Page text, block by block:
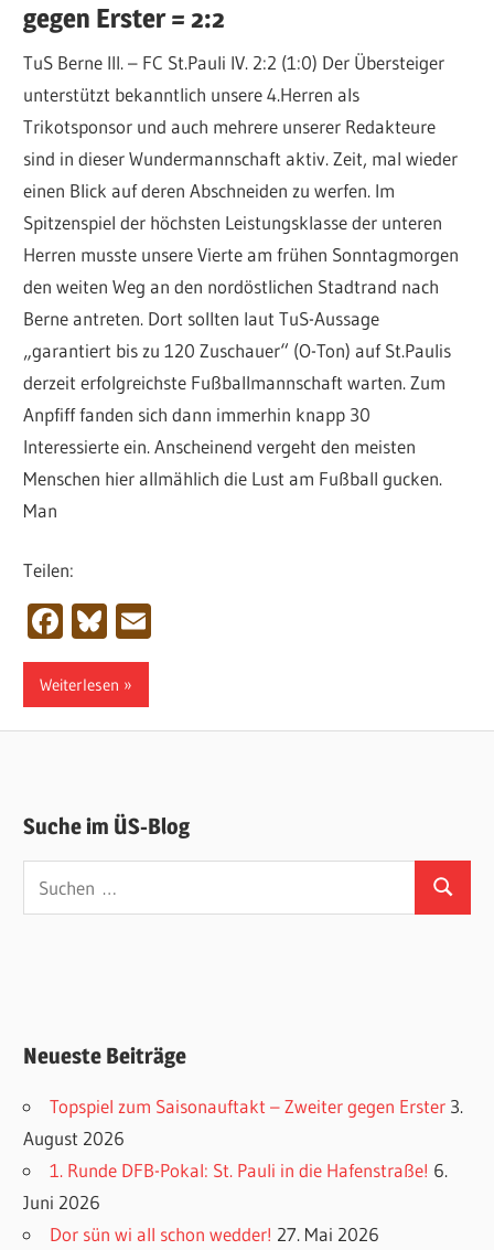
gegen Erster = 2:2
TuS Berne III. – FC St.Pauli IV. 2:2 (1:0) Der Übersteiger
unterstützt bekanntlich unsere 4.Herren als
Trikotsponsor und auch mehrere unserer Redakteure
sind in dieser Wundermannschaft aktiv. Zeit, mal wieder
einen Blick auf deren Abschneiden zu werfen. Im
Spitzenspiel der höchsten Leistungsklasse der unteren
Herren musste unsere Vierte am frühen Sonntagmorgen
den weiten Weg an den nordöstlichen Stadtrand nach
Berne antreten. Dort sollten laut TuS-Aussage
„garantiert bis zu 120 Zuschauer“ (O-Ton) auf St.Paulis
derzeit erfolgreichste Fußballmannschaft warten. Zum
Anpfiff fanden sich dann immerhin knapp 30
Interessierte ein. Anscheinend vergeht den meisten
Menschen hier allmählich die Lust am Fußball gucken.
Man
Teilen:
Facebook
Bluesky
Weiterlesen
Suche im ÜS-Blog
Suchen
Neueste Beiträge
Topspiel zum Saisonauftakt – Zweiter gegen Erster 3.
August 2026
1. Runde DFB-Pokal: St. Pauli in die Hafenstraße! 6.
Juni 2026
Dor sün wi all schon wedder! 27. Mai 2026